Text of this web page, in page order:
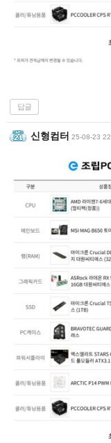
답글
신형컴터 25-08-23